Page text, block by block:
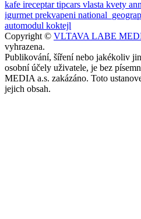
kafe ireceptartipcars vlasta kvety
igurmet prekvapeni
automodul koktejl
Copyright © VLTAVA LABE
vyhrazena.
Publikování, šíření nebo jakékoliv
osobní účely uživatele, je bez
MEDIA a.s. zakázáno. Toto
jejich obsah.